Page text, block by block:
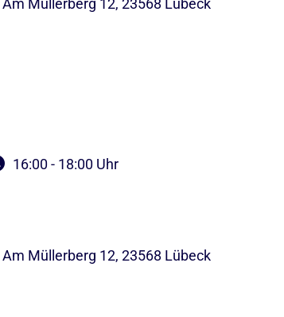
Müllerberg 12, 23568 Lübeck
16:00 - 18:00 Uhr
Müllerberg 12, 23568 Lübeck